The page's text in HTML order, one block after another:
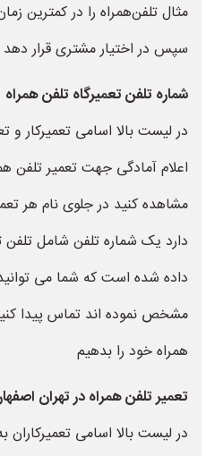
مثال تلفن‌همراه را در کمترین
سپس در اختیار مشتری قرار دهد
شماره تلفن تعمیرگاه تلفن همراه
در لیست بالا اسامی تعمیرکار و
اعلام آمادگی جهت تعمیر تلفن
مشاهده کنید در جلوی نام هر
دارد یک شماره تلفن شامل تلفن
داده شده است که شما می
مشخص نموده اند تماس پیدا
همراه خود را بدهیم
تعمیر تلفن همراه در تهران
در لیست بالا اسامی